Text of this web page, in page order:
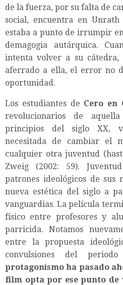
de la fuerza, por su falta de
social, encuentra en
estaba a punto de irrumpir
demagogia autárquica.
intenta volver a su
aferrado a ella, el error no
oportunidad.
Los estudiantes de Cero en
revolucionarios de
principios del siglo XX,
necesitada de cambiar el
cualquier otra juventud
Zweig (2002: 59).
patrones ideológicos de
nueva estética del siglo a
vanguardias. La película
físico entre profesores y
parricida. Notamos
entre la propuesta
convulsiones del
protagonismo ha pasado
film opta por ese punto de